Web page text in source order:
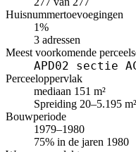
Huisnummertoevoegingen
1%
3 adressen
Meest voorkomende
APD02 sectie
Perceeloppervlak
mediaan 151 m²
Spreiding 20–5.195
Bouwperiode
1979–1980
75% in de jaren 1980